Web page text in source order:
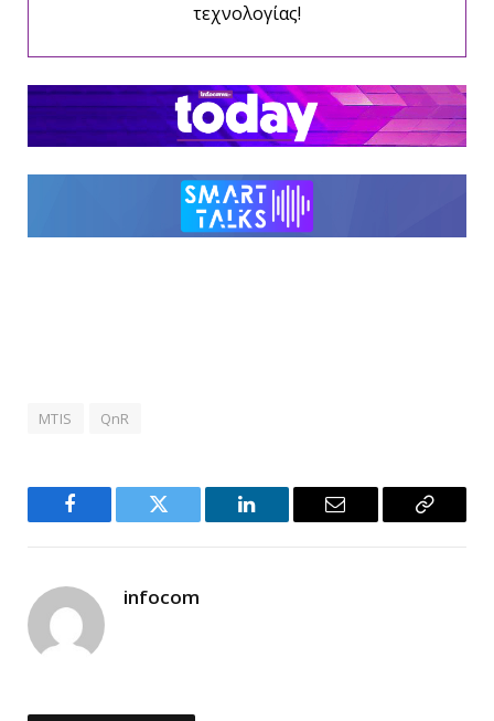
τεχνολογίας!
MTIS QnR
Facebook Twitter LinkedIn Email
Copy
infocom